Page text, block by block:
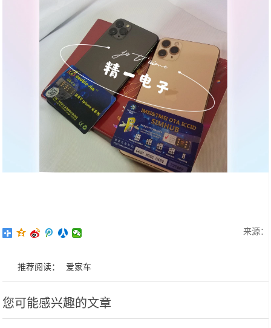
来源：
推荐阅读： 爱家车
您可能感兴趣的文章